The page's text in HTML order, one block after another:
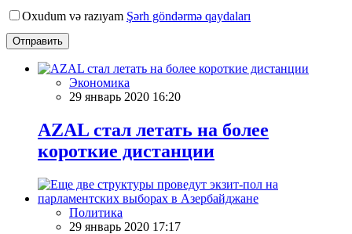
Oxudum və razıyam Şərh göndərmə qaydaları
Отправить
Экономика
29 январь 2020 16:20
AZAL стал летать на более
короткие дистанции
Политика
29 январь 2020 17:17